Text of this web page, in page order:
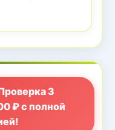
3
₽ с полной